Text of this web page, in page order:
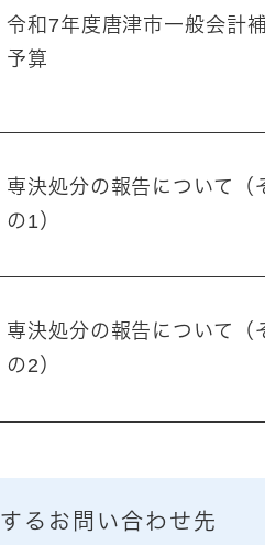
令和7年度唐津市一般会計
予算
専決処分の報告について（
の1）
専決処分の報告について（
の2）
るお問い合わせ先